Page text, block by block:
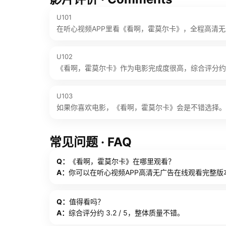
U101
在听心视频APP里看《看啊，霍莫尔卡》，全程高清无
U102
《看啊，霍莫尔卡》作为电影完成度很高，综合评分
U103
如果你喜欢电影，《看啊，霍莫尔卡》会是不错选择。
常见问题 · FAQ
Q：
《看啊，霍莫尔卡》在哪里观看？
A： 你可以在听心视频APP高清无广告在线观看完整版
Q： 值得看吗？
A： 综合评分约 3.2 / 5，整体质量不错。